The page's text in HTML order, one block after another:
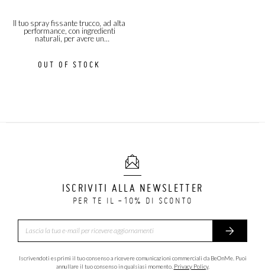
Il tuo spray fissante trucco, ad alta
performance, con ingredienti
naturali, per avere un
OUT OF STOCK
ISCRIVITI ALLA NEWSLETTER
PER TE IL -10% DI SCONTO
Iscrivendoti esprimi il tuo consenso a ricevere comunicazioni commerciali da BeOnMe. Puoi
annullare il tuo consenso in qualsiasi momento. Privacy Policy.